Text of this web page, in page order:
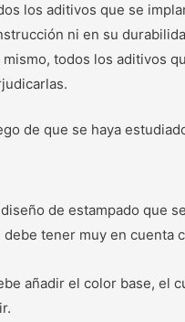
los aditivos que se
ni en su
mismo, todos los aditivos
de que se haya
de estampado que
tener muy en
añadir el color base,